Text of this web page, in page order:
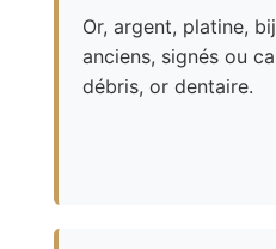
Or, argent, platine,
anciens, signés ou
débris, or dentaire.